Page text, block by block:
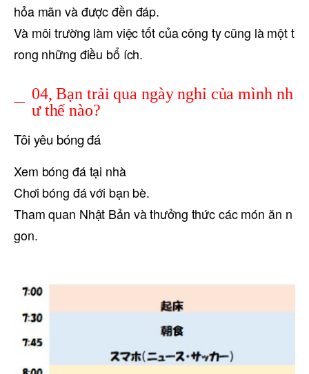
hỏa mãn và được đền đáp.
Và môi trường làm việc tốt của công ty cũng là một t
rong những điều bổ ích.
04, Bạn trải qua ngày nghỉ của mình nh
ư thế nào?
Tôi yêu bóng đá
Xem bóng đá tại nhà
Chơi bóng đá với bạn bè.
Tham quan Nhật Bản và thưởng thức các món ăn n
gon.